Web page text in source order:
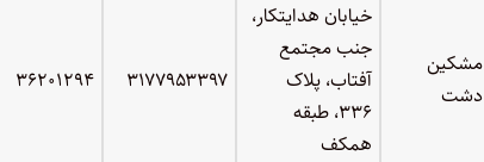
مشکین
دشت
خیابان هدایتکار،
جنب مجتمع
آفتاب، پلاک
۳۳۶، طبقه
همکف
۳۱۷۷۹۵۳۳۹۷ ۳۶۲۰۱۲۹۴